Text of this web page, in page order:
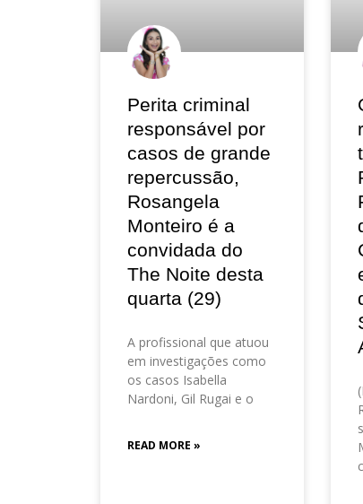
Perita criminal
responsável por
casos de grande
repercussão,
Rosangela
Monteiro é a
convidada do
The Noite desta
quarta (29)
A profissional que atuou
em investigações como
os casos Isabella
Nardoni, Gil Rugai e o
READ MORE »